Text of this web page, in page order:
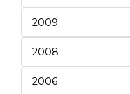
2009
2008
2006